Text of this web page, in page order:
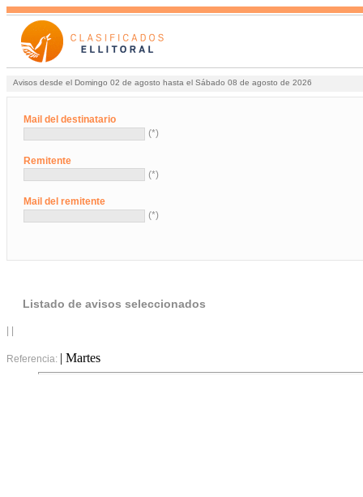
Avisos desde el Domingo 02 de agosto hasta el Sábado 08 de agosto de 2026
Mail del destinatario
(*)
Remitente
(*)
Mail del remitente
(*)
Listado de avisos seleccionados
Referencia: | Martes